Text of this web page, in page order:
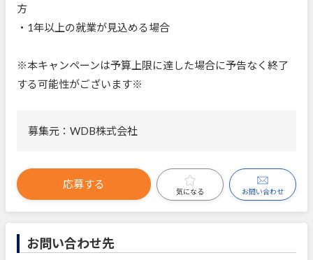
方
・1年以上の就業が見込める場合
※本キャンペーンは予算上限に達した場合に予告なく終了
する可能性がございます※
募集元：WDB株式会社
応募する
気になる お問い合わせ
お問い合わせ先